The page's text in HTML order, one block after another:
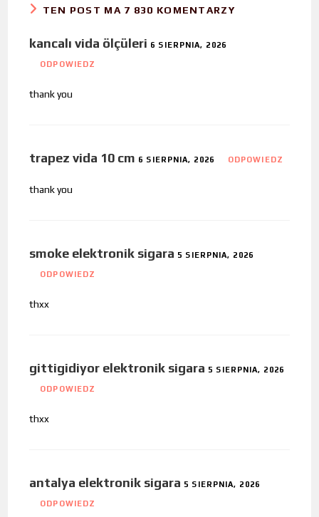
TEN POST MA 7 830 KOMENTARZY
kancalı vida ölçüleri 6 SIERPNIA, 2026
ODPOWIEDZ
thank you
trapez vida 10 cm 6 SIERPNIA, 2026 ODPOWIEDZ
thank you
smoke elektronik sigara 5 SIERPNIA, 2026
ODPOWIEDZ
thxx
gittigidiyor elektronik sigara 5 SIERPNIA, 2026
ODPOWIEDZ
thxx
antalya elektronik sigara 5 SIERPNIA, 2026
ODPOWIEDZ